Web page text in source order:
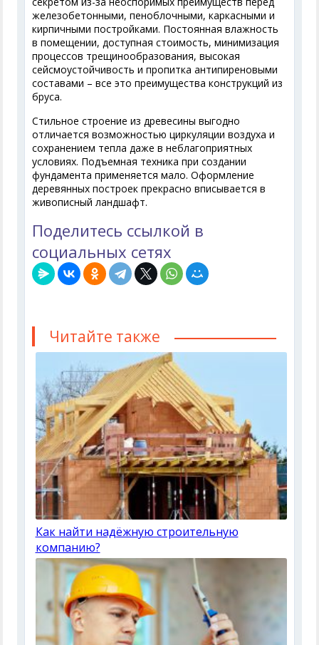
железобетонными, пеноблочными, каркасными и
кирпичными постройками. Постоянная влажность
в помещении, доступная стоимость, минимизация
процессов трещинообразования, высокая
сейсмоустойчивость и пропитка антипиреновыми
составами – все это преимущества конструкций из
бруса.
Стильное строение из древесины выгодно
отличается возможностью циркуляции воздуха и
сохранением тепла даже в неблагоприятных
условиях. Подъемная техника при создании
фундамента применяется мало. Оформление
деревянных построек прекрасно вписывается в
живописный ландшафт.
Поделитесь ссылкой в
социальных сетях
Читайте также
Как найти надёжную строительную
компанию?